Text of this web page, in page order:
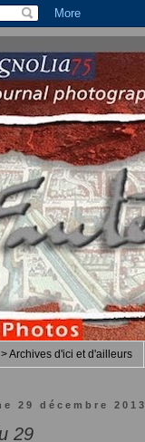
> Archives d'ici et d'ailleurs
29 décembre 2013
29